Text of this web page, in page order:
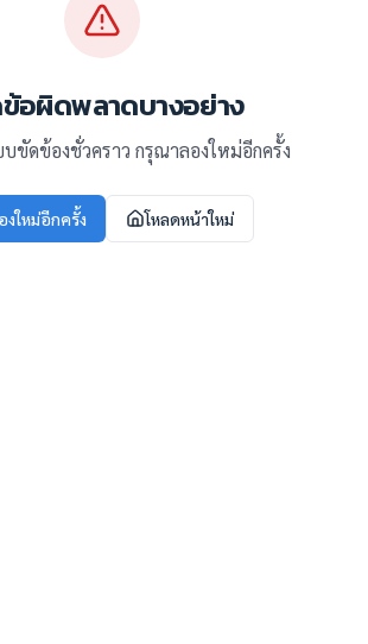
อผิดพลาดบางอย่าง
ขัดข้องชั่วคราว กรุณาลองใหม่อีกครั้ง
งใหม่อีกครั้ง โหลดหน้าใหม่